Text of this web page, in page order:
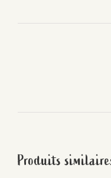
Produits